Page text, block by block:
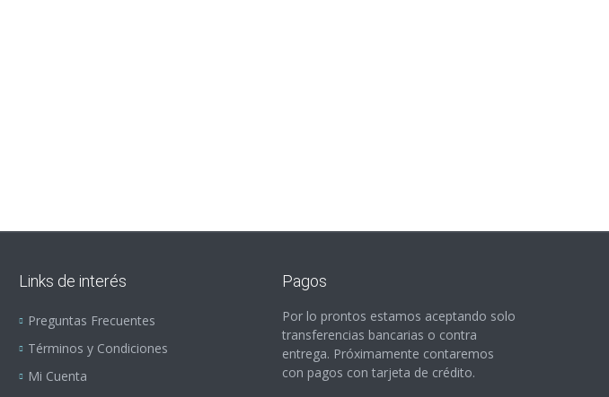
Links de interés
Preguntas Frecuentes
Términos y Condiciones
Mi Cuenta
Pagos
Por lo prontos estamos aceptando solo
transferencias bancarias o contra
entrega. Próximamente contaremos
con pagos con tarjeta de crédito.